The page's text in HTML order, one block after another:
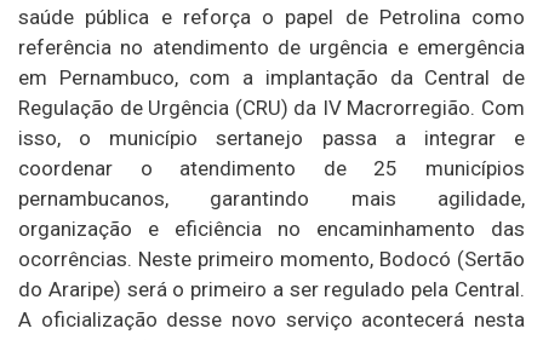
saúde pública e reforça o papel de Petrolina como
referência no atendimento de urgência e emergência
em Pernambuco, com a implantação da Central de
Regulação de Urgência (CRU) da IV Macrorregião. Com
isso, o município sertanejo passa a integrar e
coordenar o atendimento de 25 municípios
pernambucanos, garantindo mais agilidade,
organização e eficiência no encaminhamento das
ocorrências. Neste primeiro momento, Bodocó (Sertão
do Araripe) será o primeiro a ser regulado pela Central.
A oficialização desse novo serviço acontecerá nesta